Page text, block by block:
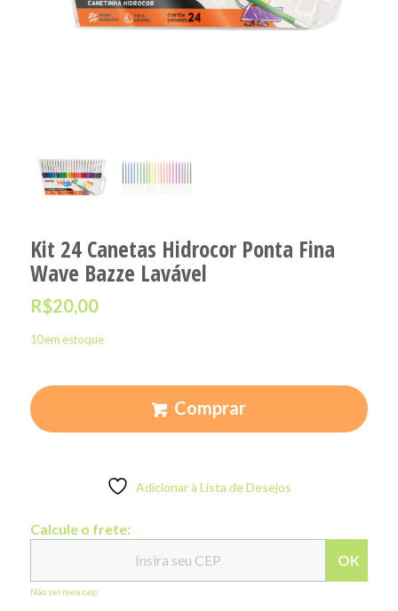
Kit 24 Canetas Hidrocor Ponta Fina
Wave Bazze Lavável
R$20,00
10 em estoque
Comprar
Adicionar à Lista de Desejos
Calcule o frete:
OK
Não sei meu cep